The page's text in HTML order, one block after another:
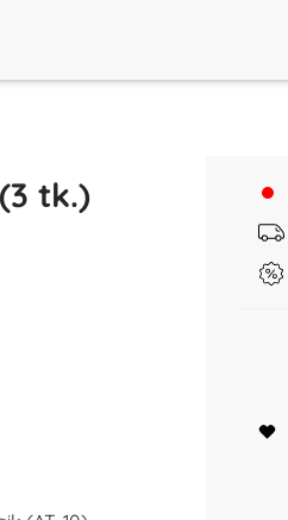
tk.)